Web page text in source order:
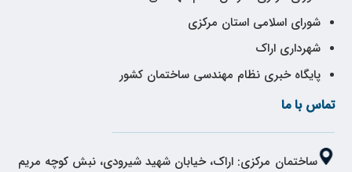
شورای اسلامی استان مرکزی
شهرداری اراک
پایگاه خبری نظام مهندسی ساختمان کشور
تماس با ما
ساختمان مرکزی: اراک، خیابان شهید شیرودی، نبش کوچه مریم